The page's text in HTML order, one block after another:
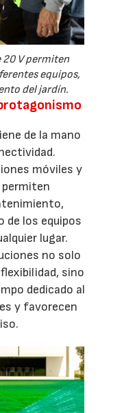
20 V permiten
equipos,
del jardín.
de la mano
móviles y
de los equipos
lugar.
no solo
sino
dedicado al
y favorecen